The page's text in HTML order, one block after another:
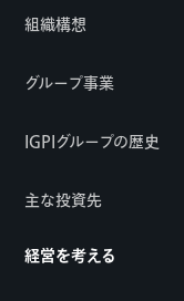
組織構想
グループ事業
IGPIグループの歴史
主な投資先
経営を考える